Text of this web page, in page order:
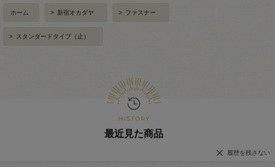
ホーム > 新宿オカダヤ > ファスナー
> スタンダードタイプ（止）
最近見た商品
履歴を残さない